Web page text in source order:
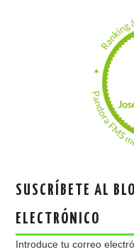
SUSCRÍBETE AL
ELECTRÓNICO
Introduce tu correo